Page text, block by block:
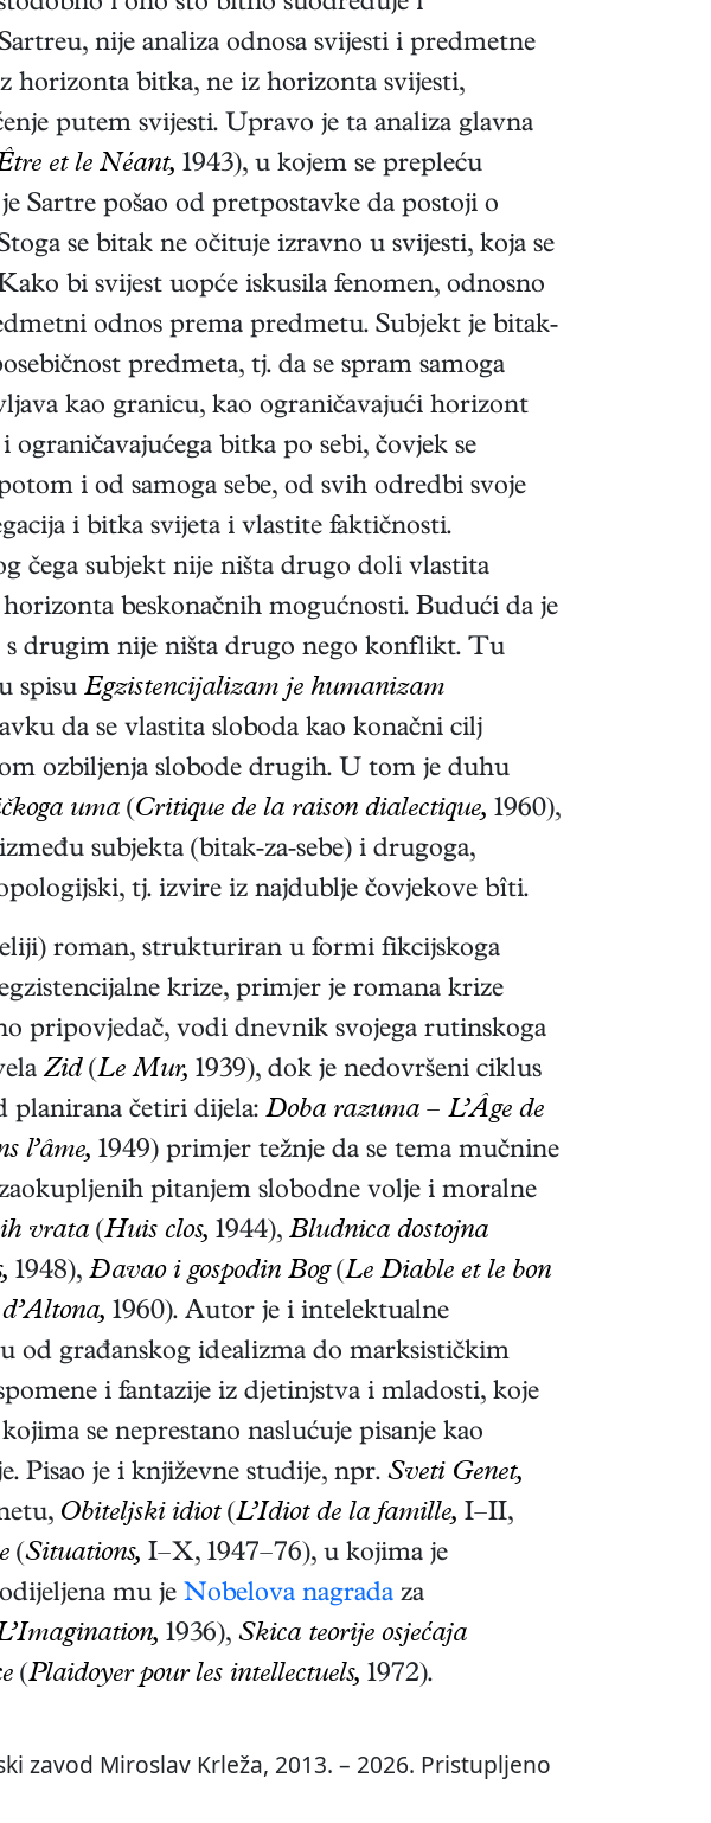
nije analiza odnosa svijesti i predmetne
horizonta bitka, ne iz horizonta svijesti,
putem svijesti. Upravo je ta analiza glavna
et le Néant, 1943), u kojem se prepleću
Sartre pošao od pretpostavke da postoji o
se bitak ne očituje izravno u svijesti, koja se
bi svijest uopće iskusila fenomen, odnosno
odnos prema predmetu. Subjekt je bitak-
predmeta, tj. da se spram samoga
kao granicu, kao ograničavajući horizont
ograničavajućega bitka po sebi, čovjek se
i od samoga sebe, od svih odredbi svoje
i bitka svijeta i vlastite faktičnosti.
čega subjekt nije ništa drugo doli vlastita
beskonačnih mogućnosti. Budući da je
s drugim nije ništa drugo nego konflikt. Tu
spisu Egzistencijalizam je humanizam
da se vlastita sloboda kao konačni cilj
ozbiljenja slobode drugih. U tom je duhu
uma (Critique de la raison dialectique, 1960),
subjekta (bitak-za-sebe) i drugoga,
tj. izvire iz najdublje čovjekove bîti.
roman, strukturiran u formi fikcijskoga
krize, primjer je romana krize
pripovjedač, vodi dnevnik svojega rutinskoga
Zid (Le Mur, 1939), dok je nedovršeni ciklus
planirana četiri dijela: Doba razuma – L’Âge de
l’âme, 1949) primjer težnje da se tema mučnine
pitanjem slobodne volje i moralne
vrata (Huis clos, 1944), Bludnica dostojna
1948), Đavao i gospodin Bog(Le Diable et le bon
1960). Autor je i intelektualne
od građanskog idealizma do marksističkim
i fantazije iz djetinjstva i mladosti, koje
se neprestano naslućuje pisanje kao
Pisao je i književne studije, npr. Sveti Genet,
Obiteljski idiot(L’Idiot de la famille, I–II,
(Situations, I–X, 1947–76), u kojima je
mu je Nobelova nagrada za
1936), Skica teorije osjećaja
(Plaidoyer pour les intellectuels, 1972).
zavod Miroslav Krleža, 2013. – 2026. Pristupljeno